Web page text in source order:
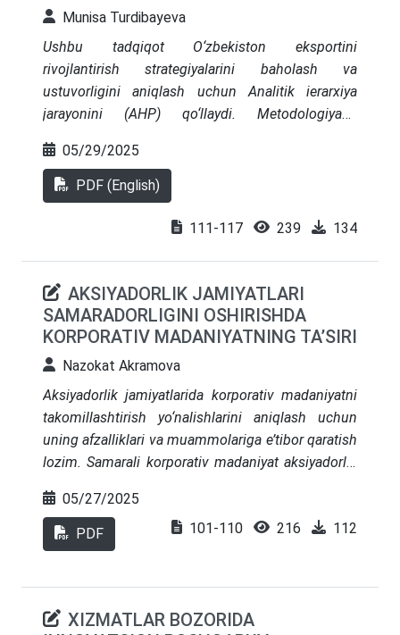
Munisa Turdibayeva
Ushbu tadqiqot O‘zbekiston eksportini
rivojlantirish strategiyalarini baholash va
ustuvorligini aniqlash uchun Analitik ierarxiya
jarayonini (AHP) qo‘llaydi. Metodologiyada
strategik ustuvorliklar, davlat dasturlari,
shuningdek, iqtisodchi ekspertlar va yuqori
mansabdor shaxslarning fikrlari inobatga olingan.
Shu asosda mezonlar va vaznlar shakllantiriladi.
bo‘lib, bu davlat siyosati uchun muhim ahamiyatga
ega.
05/29/2025
PDF (English)
111-117 239 134
AKSIYADORLIK JAMIYATLARI
SAMARADORLIGINI OSHIRISHDA
KORPORATIV MADANIYATNING TA’SIRI
Nazokat Akramova
Aksiyadorlik jamiyatlarida korporativ madaniyatni
takomillashtirish yo‘nalishlarini aniqlash uchun
uning afzalliklari va muammolariga e’tibor qaratish
lozim. Samarali korporativ madaniyat aksiyadorlik
bevosita ta’sir qiladi. Bunday madaniyat
aksiyadorlik jamiyatlari muvaffaqiyatining eng
muhim omillaridan biri bo‘lib, raqobatdosh
fazilatlariga, fidoyiligiga, mehnat unumdorligiga,
05/27/2025
PDF 101-110 216 112
XIZMATLAR BOZORIDA